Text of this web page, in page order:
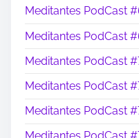
Meditantes PodCast
Meditantes PodCast
Meditantes PodCast
Meditantes PodCast
Meditantes PodCast